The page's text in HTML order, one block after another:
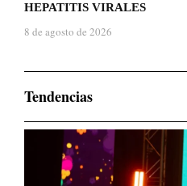
HEPATITIS VIRALES
8 de agosto de 2026
Tendencias